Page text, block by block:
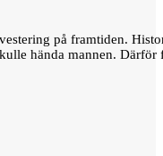
på framtiden.
hända mannen.